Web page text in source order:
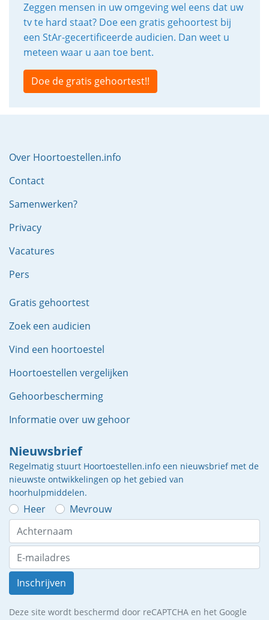
Zeggen mensen in uw omgeving wel eens dat uw
tv te hard staat? Doe een gratis gehoortest bij
een StAr-gecertificeerde audicien. Dan weet u
meteen waar u aan toe bent.
Doe de gratis gehoortest!!
Over Hoortoestellen.info
Contact
Samenwerken?
Privacy
Vacatures
Pers
Gratis gehoortest
Zoek een audicien
Vind een hoortoestel
Hoortoestellen vergelijken
Gehoorbescherming
Informatie over uw gehoor
Nieuwsbrief
Regelmatig stuurt Hoortoestellen.info een nieuwsbrief met de
nieuwste ontwikkelingen op het gebied van
hoorhulpmiddelen.
Heer Mevrouw
Inschrijven
Deze site wordt beschermd door reCAPTCHA en het Google